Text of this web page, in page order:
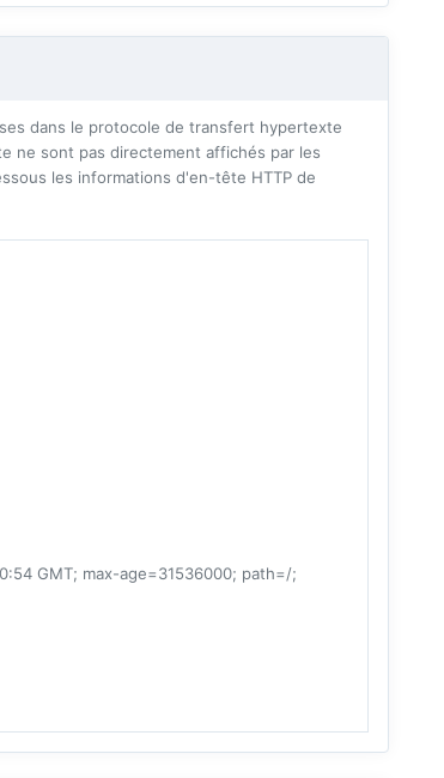
dans le protocole de transfert hypertexte
ne sont pas directement affichés par les
les informations d'en-tête HTTP de
GMT; max-age=31536000; path=/;